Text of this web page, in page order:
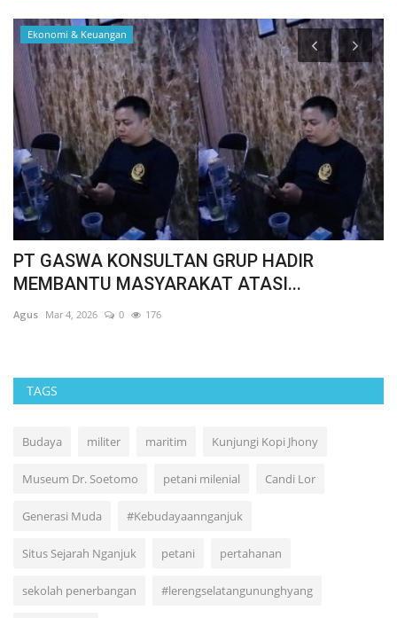
Ekonomi & Keuangan
PT GASWA KONSULTAN GRUP HADIR
MEMBANTU MASYARAKAT ATASI...
Agus Mar 4, 2026 0 176
TAGS
Budaya militer maritim Kunjungi Kopi Jhony
Museum Dr. Soetomo petani milenial Candi Lor
Generasi Muda #Kebudayaannganjuk
Situs Sejarah Nganjuk petani pertahanan
sekolah penerbangan #lerengselatangununghyang